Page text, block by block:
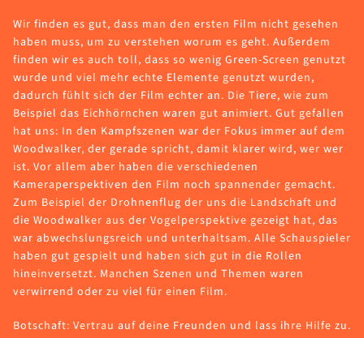
Wir finden es gut, dass man den ersten Film nicht gesehen
haben muss, um zu verstehen worum es geht. Außerdem
finden wir es auch toll, dass so wenig Green-Screen genutzt
wurde und viel mehr echte Elemente genutzt wurden,
dadurch fühlt sich der Film echter an. Die Tiere, wie zum
Beispiel das Eichhörnchen waren gut animiert. Gut gefallen
hat uns: In den Kampfszenen war der Fokus immer auf dem
Woodwalker, der gerade spricht, damit klarer wird, wer wer
ist. Vor allem aber haben die verschiedenen
Kameraperspektiven den Film noch spannender gemacht.
Zum Beispiel der Drohnenflug der uns die Landschaft und
die Woodwalker aus der Vogelperspektive gezeigt hat, das
war abwechslungsreich und unterhaltsam. Alle Schauspieler
haben gut gespielt und haben sich gut in die Rollen
hineinversetzt. Manchen Szenen und Themen waren
verwirrend oder zu viel für einen Film.
Botschaft: Vertrau auf deine Freunden und lass ihre Hilfe zu.